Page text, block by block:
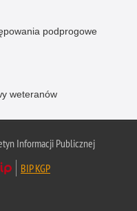
podprogowe
weteranów
Informacji Publicznej
BIP KGP